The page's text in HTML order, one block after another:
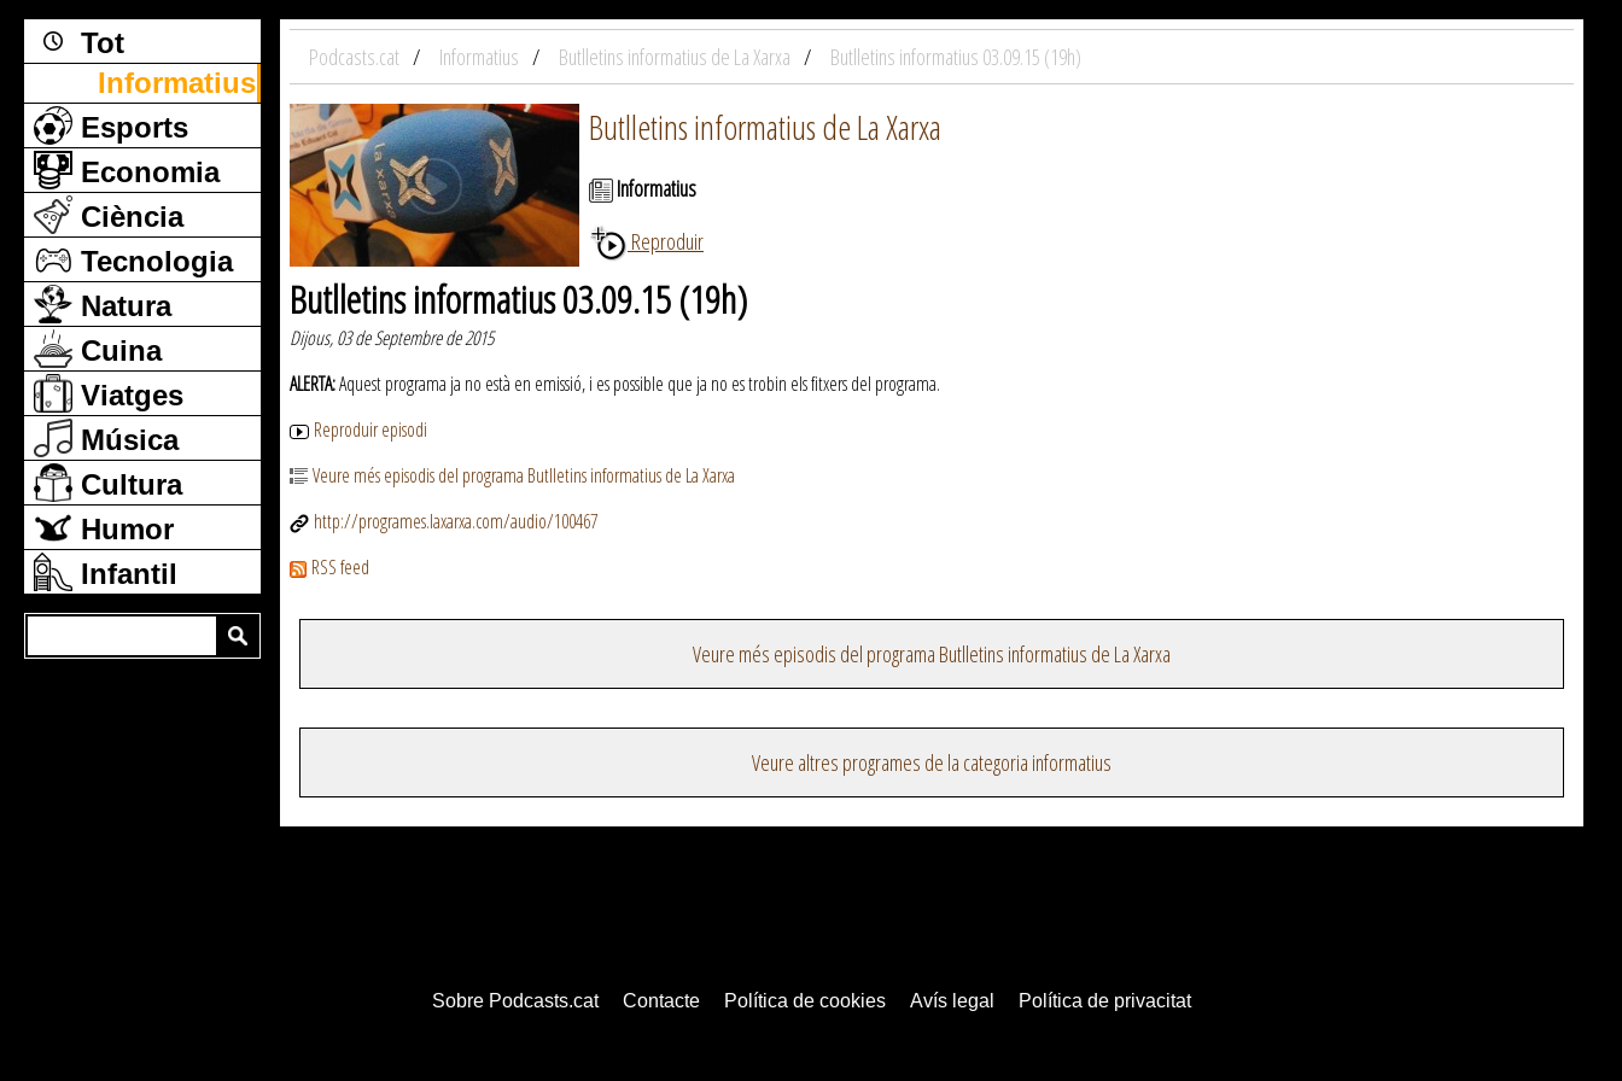
Tot
Informatius
Esports
Economia
Ciència
Tecnologia
Natura
Cuina
Viatges
Música
Cultura
Humor
Infantil
Podcasts.cat Informatius Butlletins informatius de La Xarxa Butlletins informatius 03.09.15 (19h)
Butlletins informatius de La Xarxa
Informatius
Reproduir
Butlletins informatius 03.09.15 (19h)
Dijous, 03 de Septembre de 2015
ALERTA:Aquest programa ja no està en emissió, i es possible que ja no es trobin els fitxers del programa.
Reproduir episodi
Veure més episodis del programa Butlletins informatius de La Xarxa
http://programes.laxarxa.com/audio/100467
RSS feed
Veure més episodis del programa Butlletins informatius de La Xarxa
Veure altres programes de la categoria informatius
Sobre Podcasts.cat Contacte Política de cookies Avís legal Política de privacitat